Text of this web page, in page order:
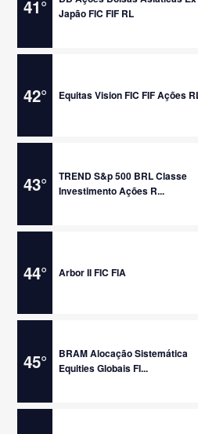
41°
Japão FIC FIF RL
42° Equitas Vision FIC FIF Ações
43°
TREND S&p 500 BRL Classe
Investimento Ações R...
44° Arbor II FIC FIA
45°
BRAM Alocação Sistemática
Equities Globais FI...